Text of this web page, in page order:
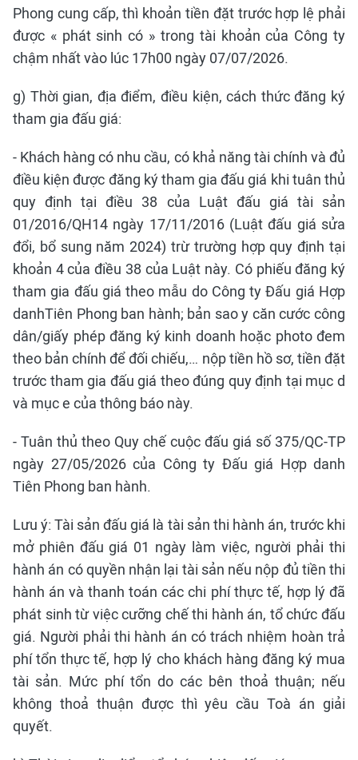
Phong cung cấp, thì khoản tiền đặt trước hợp lệ phải
được « phát sinh có » trong tài khoản của Công ty
chậm nhất vào lúc 17h00 ngày 07/07/2026.
g) Thời gian, địa điểm, điều kiện, cách thức đăng ký
tham gia đấu giá:
- Khách hàng có nhu cầu, có khả năng tài chính và đủ
điều kiện được đăng ký tham gia đấu giá khi tuân thủ
quy định tại điều 38 của Luật đấu giá tài sản
01/2016/QH14 ngày 17/11/2016 (Luật đấu giá sửa
đổi, bổ sung năm 2024) trừ trường hợp quy định tại
khoản 4 của điều 38 của Luật này. Có phiếu đăng ký
tham gia đấu giá theo mẫu do Công ty Đấu giá Hợp
danhTiên Phong ban hành; bản sao y căn cước công
dân/giấy phép đăng ký kinh doanh hoặc photo đem
theo bản chính để đối chiếu,… nộp tiền hồ sơ, tiền đặt
trước tham gia đấu giá theo đúng quy định tại mục d
và mục e của thông báo này.
- Tuân thủ theo Quy chế cuộc đấu giá số 375/QC-TP
ngày 27/05/2026 của Công ty Đấu giá Hợp danh
Tiên Phong ban hành.
Lưu ý: Tài sản đấu giá là tài sản thi hành án, trước khi
mở phiên đấu giá 01 ngày làm việc, người phải thi
hành án có quyền nhận lại tài sản nếu nộp đủ tiền thi
hành án và thanh toán các chi phí thực tế, hợp lý đã
phát sinh từ việc cưỡng chế thi hành án, tổ chức đấu
giá. Người phải thi hành án có trách nhiệm hoàn trả
phí tổn thực tế, hợp lý cho khách hàng đăng ký mua
tài sản. Mức phí tổn do các bên thoả thuận; nếu
không thoả thuận được thì yêu cầu Toà án giải
quyết.